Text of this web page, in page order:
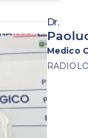
Dr.
Medico